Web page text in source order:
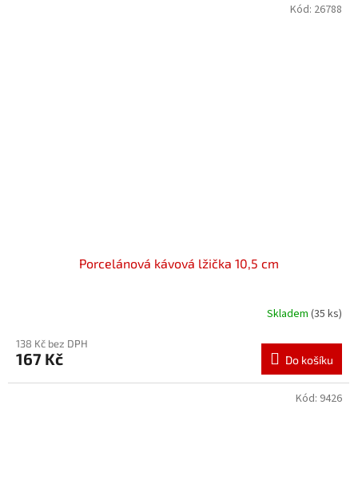
Porcelánová kávová lžička 10,5 cm
Skladem (35 ks)
138 Kč bez DPH
167 Kč Do košíku
Kód: 26788
Kód: 9426